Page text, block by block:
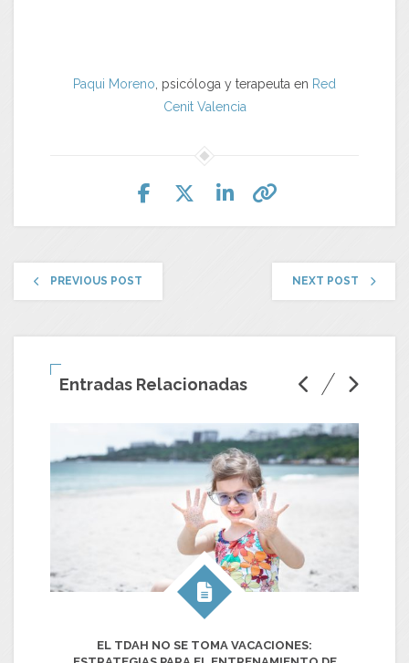
Paqui Moreno , psicóloga y terapeuta en Red
Cenit Valencia
PREVIOUS POST NEXT POST
Entradas Relacionadas
EL TDAH NO SE TOMA VACACIONES: